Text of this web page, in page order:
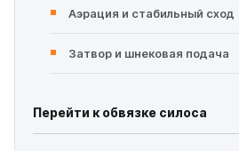
Аэрация и стабильный сход
Затвор и шнековая подача
Перейти к обвязке силоса